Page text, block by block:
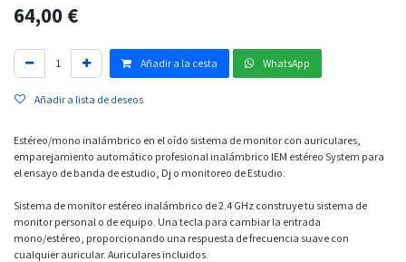
Estéreo/mono inalámbrico en el oído sistema de monitor con auriculares,
emparejamiento automático profesional inalámbrico IEM estéreo System para
el ensayo de banda de estudio, Dj o monitoreo de Estudio.
Sistema de monitor estéreo inalámbrico de 2.4 GHz construye tu sistema de
monitor personal o de equipo. Una tecla para cambiar la entrada
mono/estéreo, proporcionando una respuesta de frecuencia suave con
cualquier auricular. Auriculares incluidos.
64,00€
Añadir a la cesta WhatsApp
Añadir a lista de deseos